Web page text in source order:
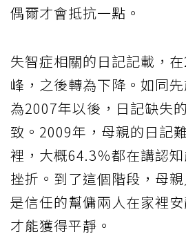
偶爾才會抵抗一點。
失智症相關的日記記載，
峰，之後轉為下降。如同
為2007年以後，日記缺失
致。2009年，母親的日記
裡，大概64.3％都在講認
挫折。到了這個階段，母
是信任的幫傭兩人在家裡
才能獲得平靜。